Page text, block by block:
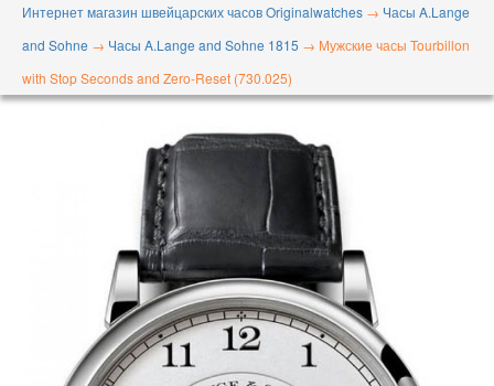
Интернет магазин швейцарских часов Originalwatches → Часы A.Lange
and Sohne → Часы A.Lange and Sohne 1815 → Мужские часы Tourbillon
with Stop Seconds and Zero-Reset (730.025)